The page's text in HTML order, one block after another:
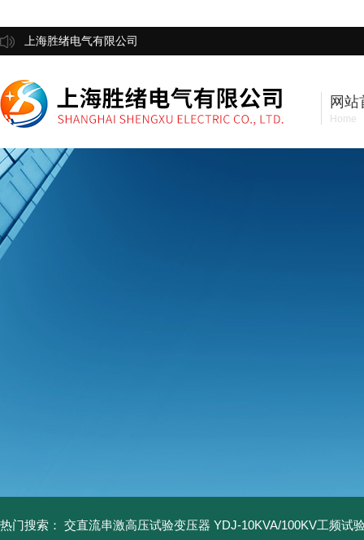
上海胜绪电气有限公司
网站
Home
热门搜索： 交直流串激高压试验变压器 YDJ-10KVA/100KV工频试